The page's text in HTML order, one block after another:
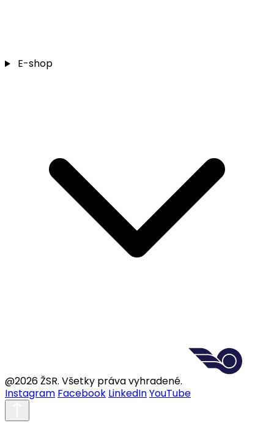
E-shop
@2026 ŽSR. Všetky práva vyhradené.
Instagram Facebook LinkedInYouTube